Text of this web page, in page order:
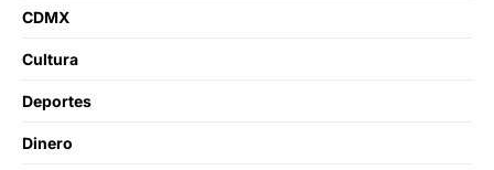
CDMX
Cultura
Deportes
Dinero